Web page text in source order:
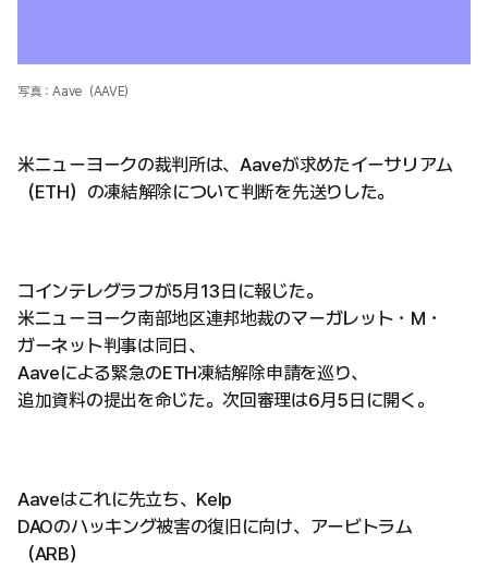
写真：Aave（AAVE）
米ニューヨークの裁判所は、Aaveが求めたイーサリアム
（ETH）の凍結解除について判断を先送りした。
コインテレグラフが5月13日に報じた。
米ニューヨーク南部地区連邦地裁のマーガレット・M・
ガーネット判事は同日、
Aaveによる緊急のETH凍結解除申請を巡り、
追加資料の提出を命じた。次回審理は6月5日に開く。
Aaveはこれに先立ち、Kelp
DAOのハッキング被害の復旧に向け、アービトラム
（ARB）